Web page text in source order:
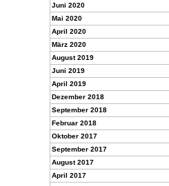
Juni 2020
Mai 2020
April 2020
März 2020
August 2019
Juni 2019
April 2019
Dezember 2018
September 2018
Februar 2018
Oktober 2017
September 2017
August 2017
April 2017